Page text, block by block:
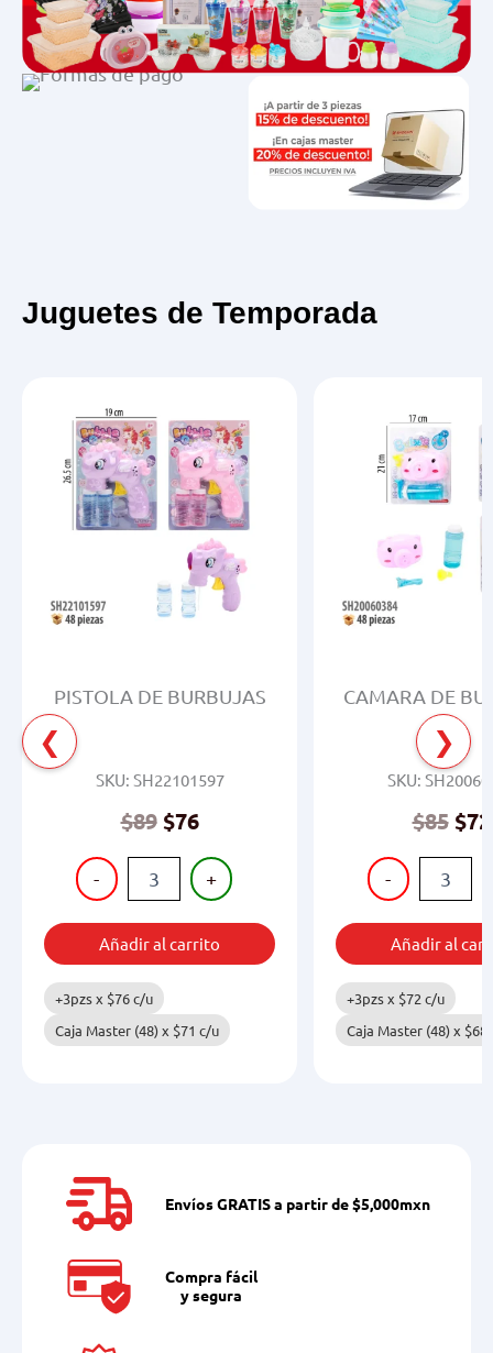
Juguetes de Temporada
PISTOLA DE BURBUJAS
SKU: SH22101597
$89 $76
-
PISTOLA
DE
+
Añadir al carrito
+3pzs x $76c/u
Caja Master (48) x $71 c/u
CAMARA DE
SKU:
$85 $72
-
CAMARA
DE
Añadir al
+3pzs x $72 c/u
Caja Master (48) x $68
❮ ❯
Envíos GRATIS a partir de $5,000mxn
Compra fácil
y segura